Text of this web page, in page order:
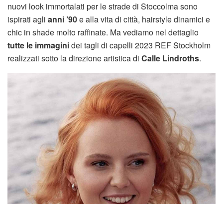
nuovi look immortalati per le strade di Stoccolma sono
ispirati agli anni ’90e alla vita di città, hairstyle dinamici e
chic in shade molto raffinate. Ma vediamo nel dettaglio
tutte le immaginidei tagli di capelli 2023 REF Stockholm
realizzati sotto la direzione artistica di Calle Lindroths.